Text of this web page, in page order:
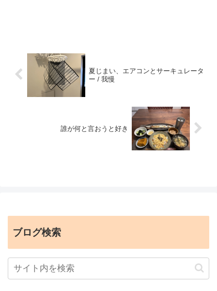
夏じまい、エアコンとサーキュレータ
ー / 我慢
誰が何と言おうと好き
ブログ検索